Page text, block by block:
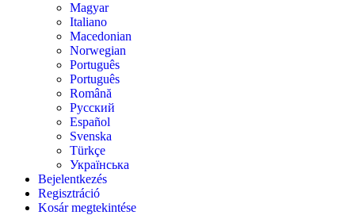
Magyar
Italiano
Macedonian
Norwegian
Português
Português
Română
Русский
Español
Svenska
Türkçe
Українська
Bejelentkezés
Regisztráció
Kosár megtekintése